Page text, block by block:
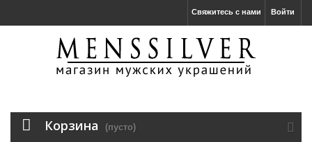
Войти
Свяжитесь с нами
Корзина (пусто)